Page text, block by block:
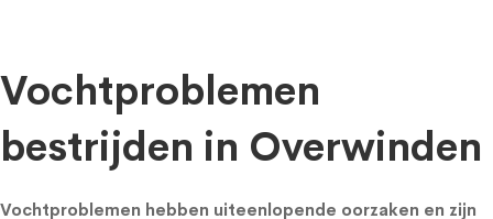
Vochtproblemen
bestrijden in Overwinden
Vochtproblemen hebben uiteenlopende oorzaken en zijn